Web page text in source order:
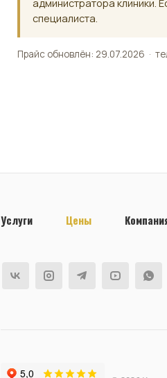
администратора клиники.
специалиста.
Прайс обновлён: 29.07.2026 ·
Услуги Цены